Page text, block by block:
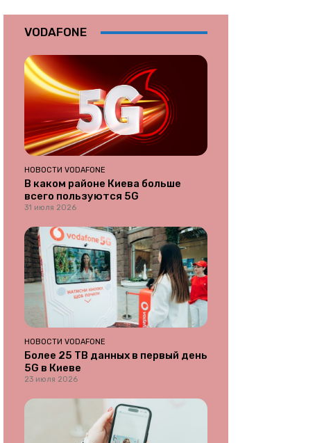
VODAFONE
НОВОСТИ VODAFONE
В каком районе Киева больше
всего пользуются 5G
31 июля 2026
НОВОСТИ VODAFONE
Более 25 ТВ данных в первый день
5G в Киеве
23 июля 2026